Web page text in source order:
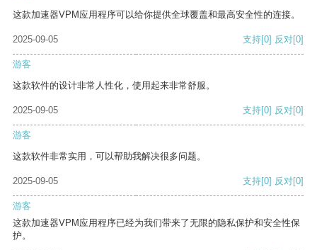
这款加速器VPM应用程序可以给你提供全球覆盖和最高安全性的连接。
2025-09-05 支持[0] 反对[0]
游客
这款软件的设计非常人性化，使用起来非常舒服。
2025-09-05 支持[0] 反对[0]
游客
这款软件非常实用，可以帮助我解决很多问题。
2025-09-05 支持[0] 反对[0]
游客
这款加速器VPM应用程序已经为我们带来了无限的隐私保护和安全性保
护。